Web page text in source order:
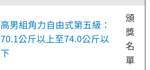
高男組角力自由式第五級：
70.1公斤以上至74.0公斤以
下
頒
獎
名
單